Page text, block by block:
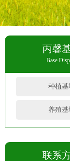
丙馨
Base
种植基
养殖基
联系